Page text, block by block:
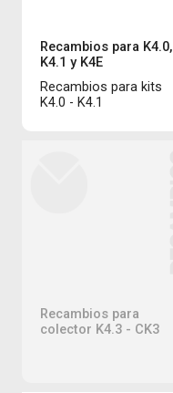
Recambios para K4.0,
K4.1 y K4E
Recambios para kits
K4.0 - K4.1
Recambios para
colector K4.3 - CK3